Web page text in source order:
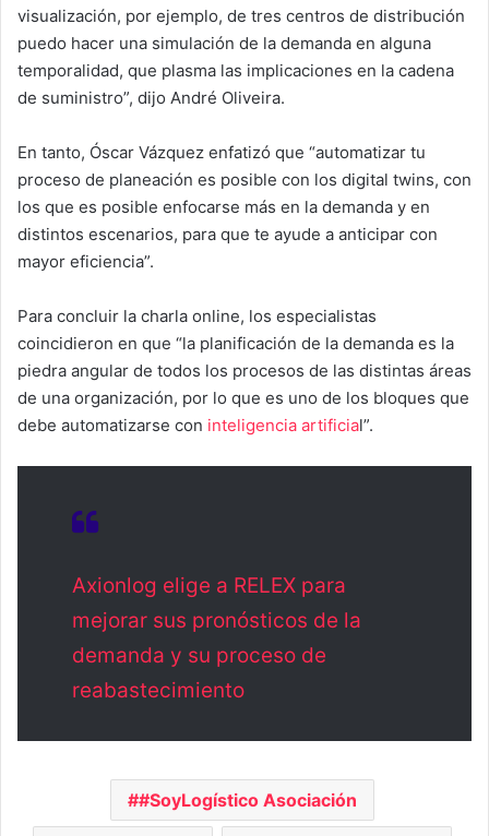
visualización, por ejemplo, de tres centros de distribución
puedo hacer una simulación de la demanda en alguna
temporalidad, que plasma las implicaciones en la cadena
de suministro”, dijo André Oliveira.
En tanto, Óscar Vázquez enfatizó que “automatizar tu
proceso de planeación es posible con los digital twins, con
los que es posible enfocarse más en la demanda y en
distintos escenarios, para que te ayude a anticipar con
mayor eficiencia”.
Para concluir la charla online, los especialistas
coincidieron en que “la planificación de la demanda es la
piedra angular de todos los procesos de las distintas áreas
de una organización, por lo que es uno de los bloques que
debe automatizarse con inteligencia artificial”.
Axionlog elige a RELEX para
mejorar sus pronósticos de la
demanda y su proceso de
reabastecimiento
#SoyLogístico Asociación